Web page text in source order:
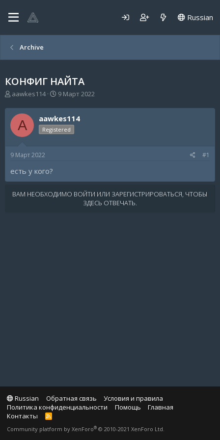
Russian
Archive
КОНФИГ НАЙТА
А
т
о
р
т
м
aawkes114
Д
т
а
н
9 Март 2022
A aawkes114
Registered
9 Март 2022 #1
есть у кого?
ВАМ НЕОБХОДИМО ВОЙТИ ИЛИ ЗАРЕГИСТРИРОВАТЬСЯ, ЧТОБЫ
ЗДЕСЬ ОТВЕЧАТЬ.
Russian Обратная связь
Условия и правила
Политика конфиденциальности
Помощь
Главная
Контакты
R
S
Community platform by XenForo® © 2010-2021 XenForo Ltd.